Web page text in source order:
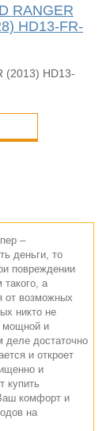
RANGER
HD13-FR-
(2013) HD13-
–
деньги, то
повреждении
а
от возможных
никто не
мощной и
достаточно
и откроет
и
купить
комфорт и
на